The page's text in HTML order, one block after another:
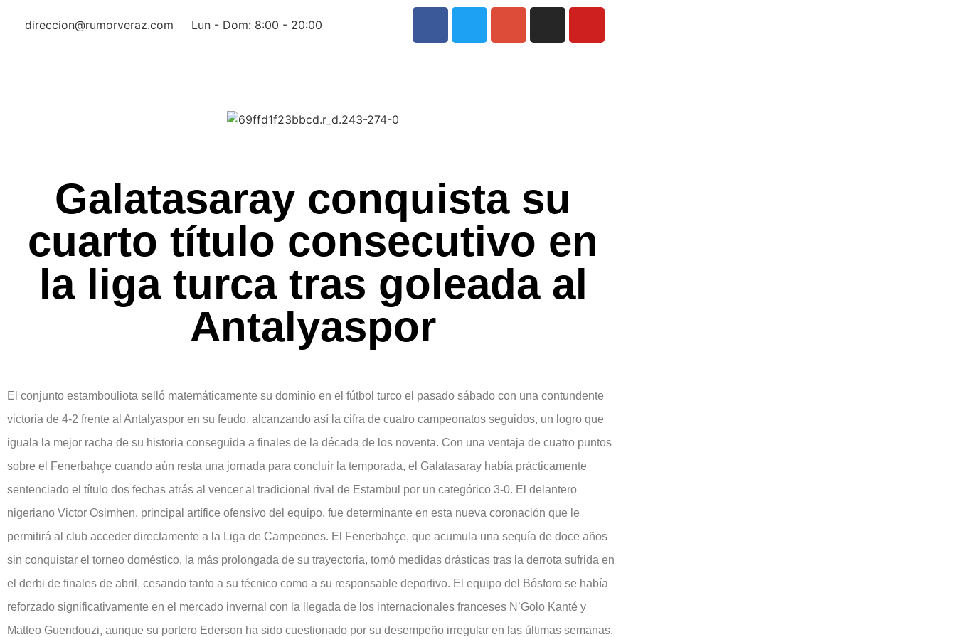
direccion@rumorveraz.com Lun - Dom: 8:00 - 20:00
Galatasaray conquista su
cuarto título consecutivo en
la liga turca tras goleada al
Antalyaspor
El conjunto estambouliota selló matemáticamente su dominio en el fútbol turco el pasado sábado con una contundente
victoria de 4-2 frente al Antalyaspor en su feudo, alcanzando así la cifra de cuatro campeonatos seguidos, un logro que
iguala la mejor racha de su historia conseguida a finales de la década de los noventa. Con una ventaja de cuatro puntos
sobre el Fenerbahçe cuando aún resta una jornada para concluir la temporada, el Galatasaray había prácticamente
sentenciado el título dos fechas atrás al vencer al tradicional rival de Estambul por un categórico 3-0. El delantero
nigeriano Victor Osimhen, principal artífice ofensivo del equipo, fue determinante en esta nueva coronación que le
permitirá al club acceder directamente a la Liga de Campeones. El Fenerbahçe, que acumula una sequía de doce años
sin conquistar el torneo doméstico, la más prolongada de su trayectoria, tomó medidas drásticas tras la derrota sufrida en
el derbi de finales de abril, cesando tanto a su técnico como a su responsable deportivo. El equipo del Bósforo se había
reforzado significativamente en el mercado invernal con la llegada de los internacionales franceses N’Golo Kanté y
Matteo Guendouzi, aunque su portero Ederson ha sido cuestionado por su desempeño irregular en las últimas semanas.